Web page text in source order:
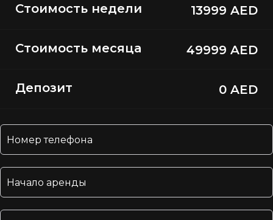
Стоимость недели 13999 AED
Стоимость месяца 49999 AED
Депозит 0 AED